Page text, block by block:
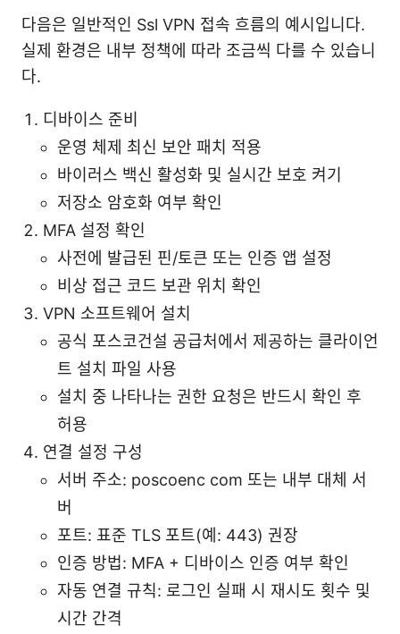
다음은 일반적인 Ssl VPN 접속 흐름의 예시입니다.
실제 환경은 내부 정책에 따라 조금씩 다를 수 있습니
다.
디바이스 준비
운영 체제 최신 보안 패치 적용
바이러스 백신 활성화 및 실시간 보호 켜기
저장소 암호화 여부 확인
MFA 설정 확인
사전에 발급된 핀/토큰 또는 인증 앱 설정
비상 접근 코드 보관 위치 확인
VPN 소프트웨어 설치
공식 포스코건설 공급처에서 제공하는 클라이언
트 설치 파일 사용
설치 중 나타나는 권한 요청은 반드시 확인 후
허용
연결 설정 구성
서버 주소: poscoenc com 또는 내부 대체 서
버
포트: 표준 TLS 포트(예: 443) 권장
인증 방법: MFA + 디바이스 인증 여부 확인
자동 연결 규칙: 로그인 실패 시 재시도 횟수 및
시간 간격